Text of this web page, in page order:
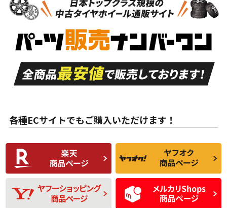
S
品）
S
新車外し品（新古
付き
A
走行距離も少なく、
目立つ傷もほとんど
ない中古品
A
走行距離も少なく、
非常に状態の良い中
古品
な中古品
んどない中古品
C
比較的きれいな中古
品
C
られるが、使用に問
題のない中古品
D
使用感や目立つ傷が
あり、一般的な中古
品
D
残り溝も少なく、偏
磨耗がみられ、短期
間使用できるくらい
の中古品
各種ECサイトでもご購入いただけます！